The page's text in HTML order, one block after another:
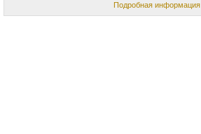
Подробная информация